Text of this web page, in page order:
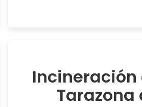
Incineración
Tarazona